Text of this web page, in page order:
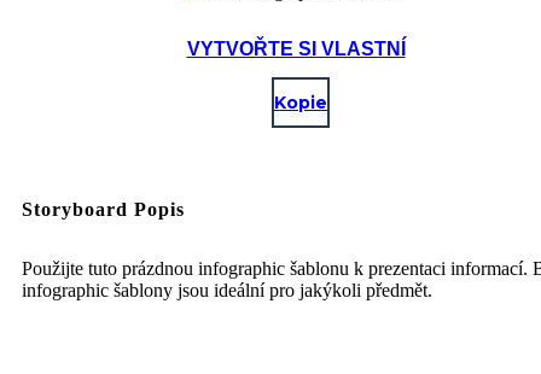
VYTVOŘTE SI VLASTNÍ
Kopie
Storyboard Popis
Použijte tuto prázdnou infographic šablonu k prezentaci informací.
infographic šablony jsou ideální pro jakýkoli předmět.